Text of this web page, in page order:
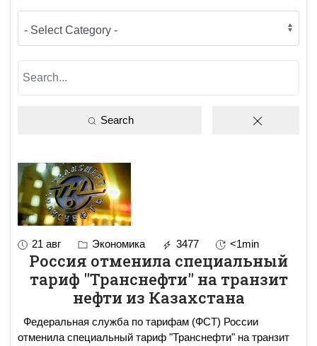
Search
21 авг Экономика 3477 <1min
Россия отменила специальный
тариф "Транснефти" на транзит
нефти из Казахстана
Федеральная служба по тарифам (ФСТ) России
отменила специальный тариф "Транснефти" на транзит